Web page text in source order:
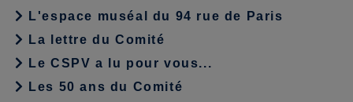
L'espace muséal du 94 rue de Paris
La lettre du Comité
Le CSPV a lu pour vous...
Les 50 ans du Comité